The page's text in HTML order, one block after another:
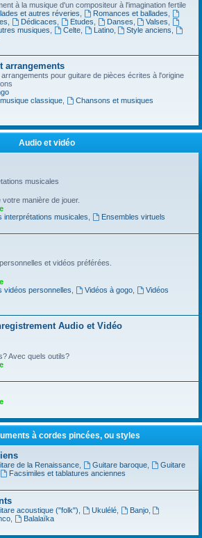
à la musique d'un compositeur à l'imagination fertile
et autres réveries Romances et ballades
Dédicaces Etudes Danses Valses
musiques Celte, Latino, Style anciens
arrangements
pour guitare de pièces écrites à l'origine
classique,
Chansons et musiques
Audio et vidéo
musicales
manière de jouer.
interprétations musicales
Ensembles virtuels
et vidéos préférées.
vidéos personnelles Vidéos à gogo,
Vidéos
Audio et Vidéo
Avec quels outils?
à cordes pincées, ou styles
de la Renaissance, Guitare baroque,
Guitare
Facsimiles et tablatures anciennes
acoustique ("folk") Ukulélé, Banjo,
,
Balalaïka